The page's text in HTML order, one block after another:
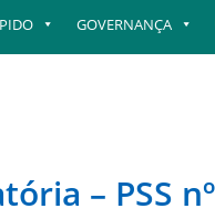
GOVERNANÇA
– PSS